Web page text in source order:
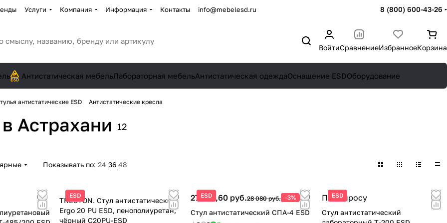
Услуги Компания Информация Контакты info@mebelesd.ru 8 (800) 600-43-26
ВойтиСравнениеИзбранноеКорзина
Антистатическая мебельЛабораторная мебельАнтистатическая одеждаОснащение ESDОборудование
антистатические ESD Антистатические кресла
в Астрахани 12
Показывать по: 24 36 48
ESD
TRESTON. Стул антистатический
Ergo 20 PU ESD, пенополиуретан,
чёрный C20PU-ESD
ESD
27 237,60 руб.28 080 руб. -3%
Стул антистатический СПА-4 ESD
ESD
По запросу
Стул антистатический